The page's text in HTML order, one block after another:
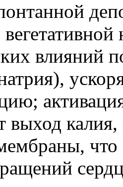
влияний
выход
что